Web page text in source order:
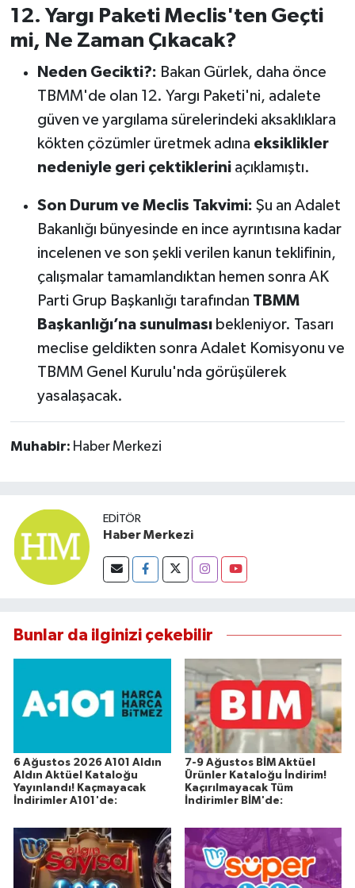
12. Yargı Paketi Meclis'ten Geçti
mi, Ne Zaman Çıkacak?
Neden Gecikti?: Bakan Gürlek, daha önce
TBMM'de olan 12. Yargı Paketi'ni, adalete
güven ve yargılama sürelerindeki aksaklıklara
kökten çözümler üretmek adına eksiklikler
nedeniyle geri çektikleriniaçıklamıştı.
Son Durum ve Meclis Takvimi: Şu an Adalet
Bakanlığı bünyesinde en ince ayrıntısına kadar
incelenen ve son şekli verilen kanun teklifinin,
çalışmalar tamamlandıktan hemen sonra AK
Parti Grup Başkanlığı tarafından TBMM
Başkanlığı’na sunulmasıbekleniyor. Tasarı
meclise geldikten sonra Adalet Komisyonu ve
TBMM Genel Kurulu'nda görüşülerek
yasalaşacak.
Muhabir: Haber Merkezi
EDITÖR
Haber Merkezi
Bunlar da ilginizi çekebilir
6 Ağustos 2026 A101 Aldın
Aldın Aktüel Kataloğu
Yayınlandı! Kaçmayacak
İndirimler A101'de:
7-9 Ağustos BİM Aktüel
Ürünler Kataloğu İndirim!
Kaçırılmayacak Tüm
İndirimler BİM'de: